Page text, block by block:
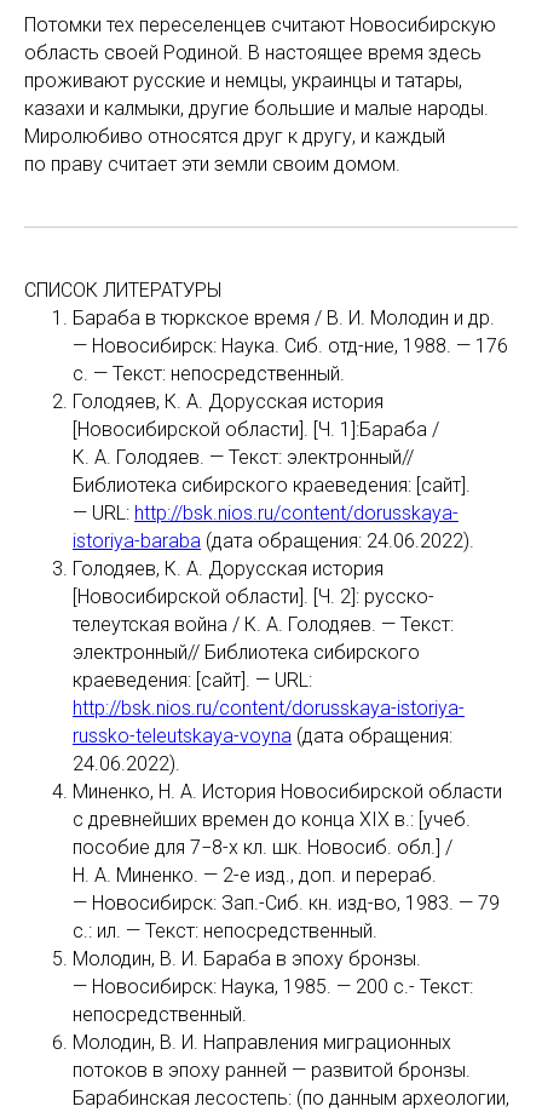
Потомки тех переселенцев считают Новосибирскую
область своей Родиной. В настоящее время здесь
проживают русские и немцы, украинцы и татары,
казахи и калмыки, другие большие и малые народы.
Миролюбиво относятся друг к другу, и каждый
по праву считает эти земли своим домом.
СПИСОК ЛИТЕРАТУРЫ
Бараба в тюркское время / В. И. Молодин и др.
— Новосибирск: Наука. Сиб. отд-ние, 1988. — 176
с. — Текст: непосредственный.
Голодяев, К. А. Дорусская история
[Новосибирской области]. [Ч. 1]:Бараба /
К. А. Голодяев. — Текст: электронный//
Библиотека сибирского краеведения: [сайт].
— URL: http://bsk.nios.ru/content/dorusskaya-
istoriya-baraba (дата обращения: 24.06.2022).
Голодяев, К. А. Дорусская история
[Новосибирской области]. [Ч. 2]: русско-
телеутская война / К. А. Голодяев. — Текст:
электронный// Библиотека сибирского
краеведения: [сайт]. — URL:
http://bsk.nios.ru/content/dorusskaya-istoriya-
russko-teleutskaya-voyna (дата обращения:
24.06.2022).
Миненко, Н. А. История Новосибирской области
с древнейших времен до конца XIX в.: [учеб.
пособие для 7−8-х кл. шк. Новосиб. обл.] /
Н. А. Миненко. — 2-е изд., доп. и перераб.
— Новосибирск: Зап.-Сиб. кн. изд-во, 1983. — 79
с.: ил. — Текст: непосредственный.
Молодин, В. И. Бараба в эпоху бронзы.
— Новосибирск: Наука, 1985. — 200 с.- Текст:
непосредственный.
Молодин, В. И. Направления миграционных
потоков в эпоху ранней — развитой бронзы.
Барабинская лесостепь: (по данным археологии,